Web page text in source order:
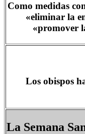
Como medidas
«eliminar la
«promover
Los obispos
La Semana